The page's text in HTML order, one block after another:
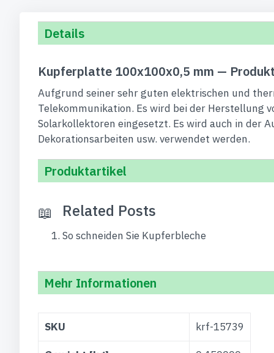
Details
Kupferplatte 100x100x0,5 mm —
Aufgrund seiner sehr guten elektrischen und
Telekommunikation. Es wird bei der Herstellung
Solarkollektoren eingesetzt. Es wird auch in der
Dekorationsarbeiten usw. verwendet werden.
Produktartikel
Related Posts
So schneiden Sie Kupferbleche
Mehr Informationen
Informationen
SKU krf-15739